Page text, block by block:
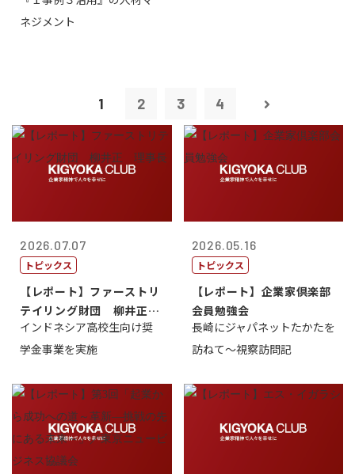
ネジメント
1 2 3 4
2026.07.07
トピックス
【レポート】ファーストリ
テイリング財団 柳井正
理事長
インドネシア高校生向け奨
学金事業を実施
2026.05.16
トピックス
【レポート】企業家倶楽部
会員勉強会
長崎にジャパネットたかたを
訪ねて～視察訪問記